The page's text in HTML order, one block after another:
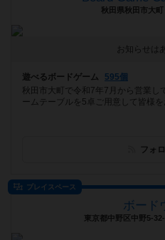
秋田県秋田市大
お知らせは
遊べるボードゲーム
595個
秋田市大町で令和7年7月から営業し
ームテーブルを5卓ご用意して皆様
フォ
プレイスペース
ボード
東京都中野区中野5-